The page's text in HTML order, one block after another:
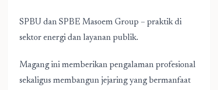
SPBU dan SPBE Masoem Group – praktik di
sektor energi dan layanan publik.
Magang ini memberikan pengalaman profesional
sekaligus membangun jejaring yang bermanfaat